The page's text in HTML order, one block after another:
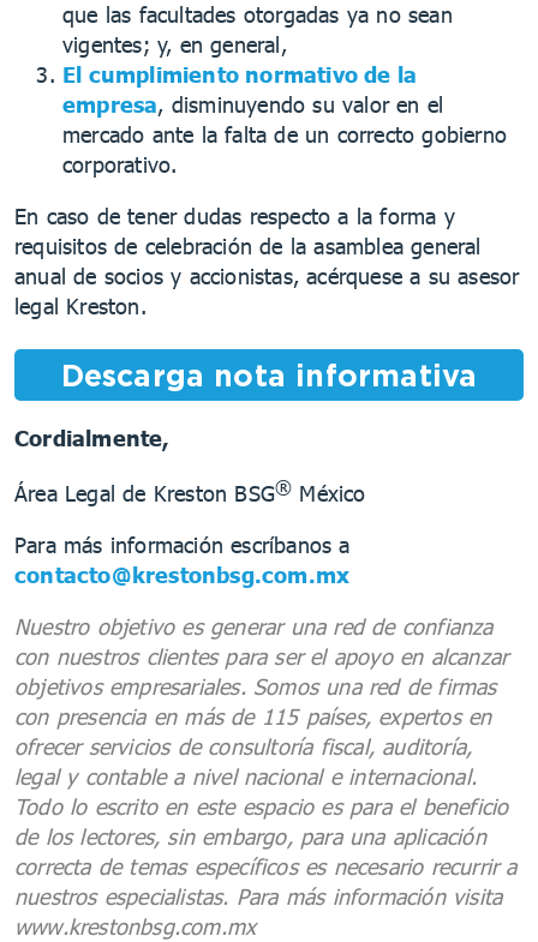
que las facultades otorgadas ya no sean
vigentes; y, en general,
El cumplimiento normativo de la
empresa, disminuyendo su valor en el
mercado ante la falta de un correcto gobierno
corporativo.
En caso de tener dudas respecto a la forma y
requisitos de celebración de la asamblea general
anual de socios y accionistas, acérquese a su asesor
legal Kreston.
Descarga nota informativa
Cordialmente,
Área Legal de Kreston BSG® México
Para más información escríbanos a
contacto@krestonbsg.com.mx
Nuestro objetivo es generar una red de confianza
con nuestros clientes para ser el apoyo en alcanzar
objetivos empresariales. Somos una red de firmas
con presencia en más de 115 países, expertos en
ofrecer servicios de consultoría fiscal, auditoría,
legal y contable a nivel nacional e internacional.
Todo lo escrito en este espacio es para el beneficio
de los lectores, sin embargo, para una aplicación
correcta de temas específicos es necesario recurrir a
nuestros especialistas. Para más información visita
www.krestonbsg.com.mx